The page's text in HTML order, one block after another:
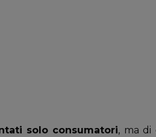
solo consumatori, ma di